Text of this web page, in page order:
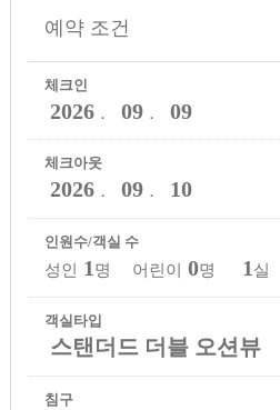
예약 조건
체크인
2026． 09． 09
체크아웃
2026． 09． 10
인원수/객실 수
성인 1 명 어린이 0명 1 실
객실타입
스탠더드 더블 오션뷰
침구